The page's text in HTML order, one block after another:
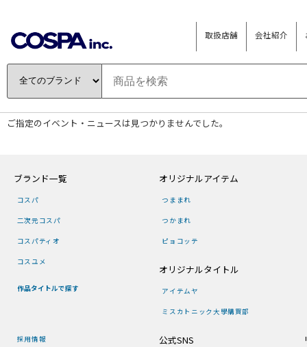
取扱店舗 会社紹介
ご指定のイベント・ニュースは見つかりませんでした。
ブランド一覧
コスパ
二次元コスパ
コスパティオ
コスユメ
作品タイトルで探す
オリジナルアイテム
つままれ
つかまれ
ピョコッテ
オリジナルタイトル
アイテムヤ
ミスカトニック大學購買部
採用情報
公式SNS